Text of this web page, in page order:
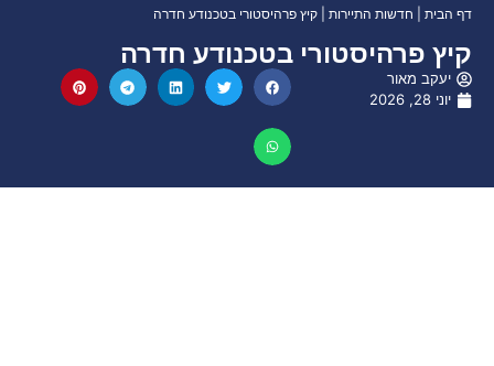
דף הבית חדשות התיירות קיץ פרהיסטורי בטכנודע חדרה
קיץ פרהיסטורי בטכנודע חדרה
יעקב מאור
יוני 28, 2026